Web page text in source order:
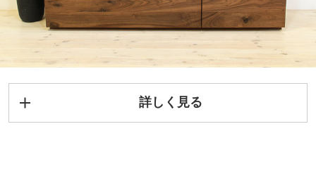
具になります。
ひとつとして同じ木目のない、あなただけの家具です。
詳しく見る